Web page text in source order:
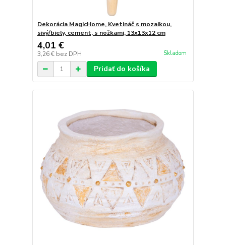
Dekorácia MagicHome, Kvetináč s mozaikou,
sivý/biely, cement, s nožkami, 13x13x12 cm
4,01 €
3,26 € bez DPH Skladom
Pridať do košíka